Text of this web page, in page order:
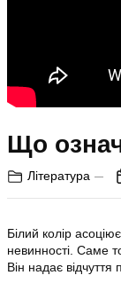
Що
Література
Білий колір
невинності. Саме
Він надає